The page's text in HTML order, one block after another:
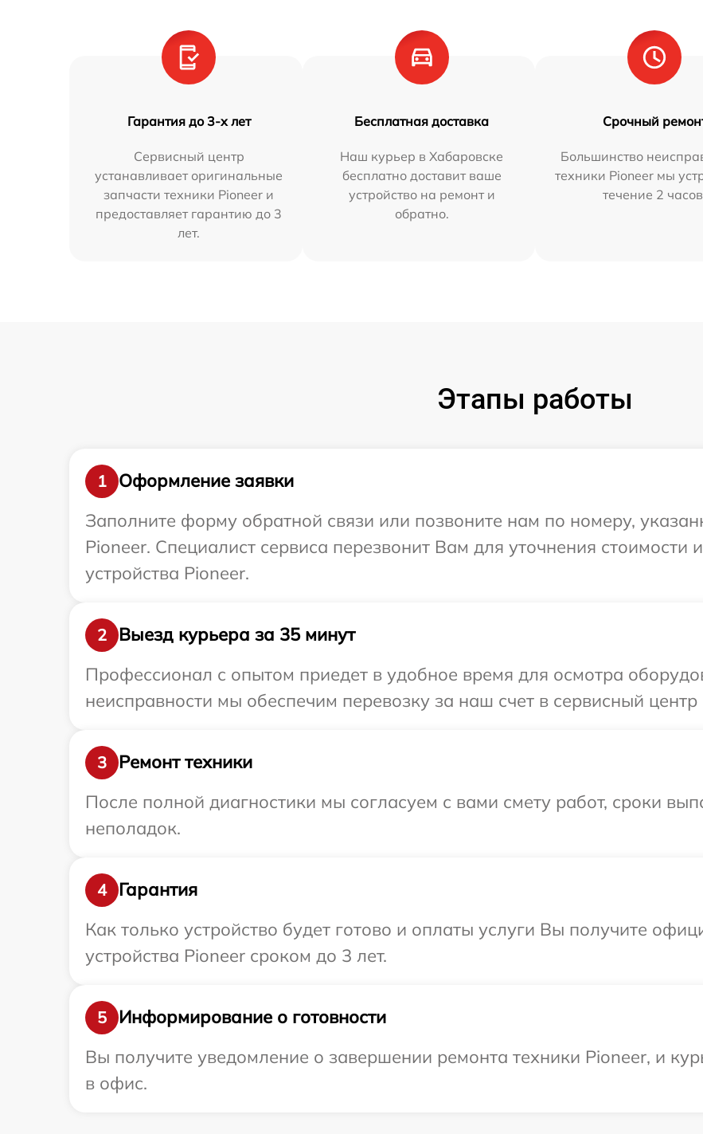
Гарантия до 3-х лет
Сервисный центр
устанавливает оригинальные
запчасти техники Pioneer и
предоставляет гарантию до 3
лет.
Бесплатная доставка
Наш курьер в Хабаровске
бесплатно доставит ваше
устройство на ремонт и
обратно.
Срочный
Большинство
техники Pioneer мы
течение 2
Этапы работы
1
Оформление заявки
Заполните форму обратной связи или позвоните нам по номеру,
Pioneer. Специалист сервиса перезвонит Вам для уточнения стоимости
устройства Pioneer.
2
Выезд курьера за 35 минут
Профессионал с опытом приедет в удобное время для осмотра
неисправности мы обеспечим перевозку за наш счет в сервисный центр
3
Ремонт техники
После полной диагностики мы согласуем с вами смету работ, сроки
неполадок.
4
Гарантия
Как только устройство будет готово и оплаты услуги Вы получите
устройства Pioneer сроком до 3 лет.
5
Информирование о готовности
Вы получите уведомление о завершении ремонта техники Pioneer, и
в офис.